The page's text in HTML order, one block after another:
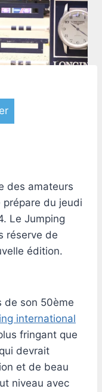
des amateurs
prépare du jeudi
Le Jumping
réserve de
édition.
de son 50ème
international
fringant que
devrait
et de beau
niveau avec